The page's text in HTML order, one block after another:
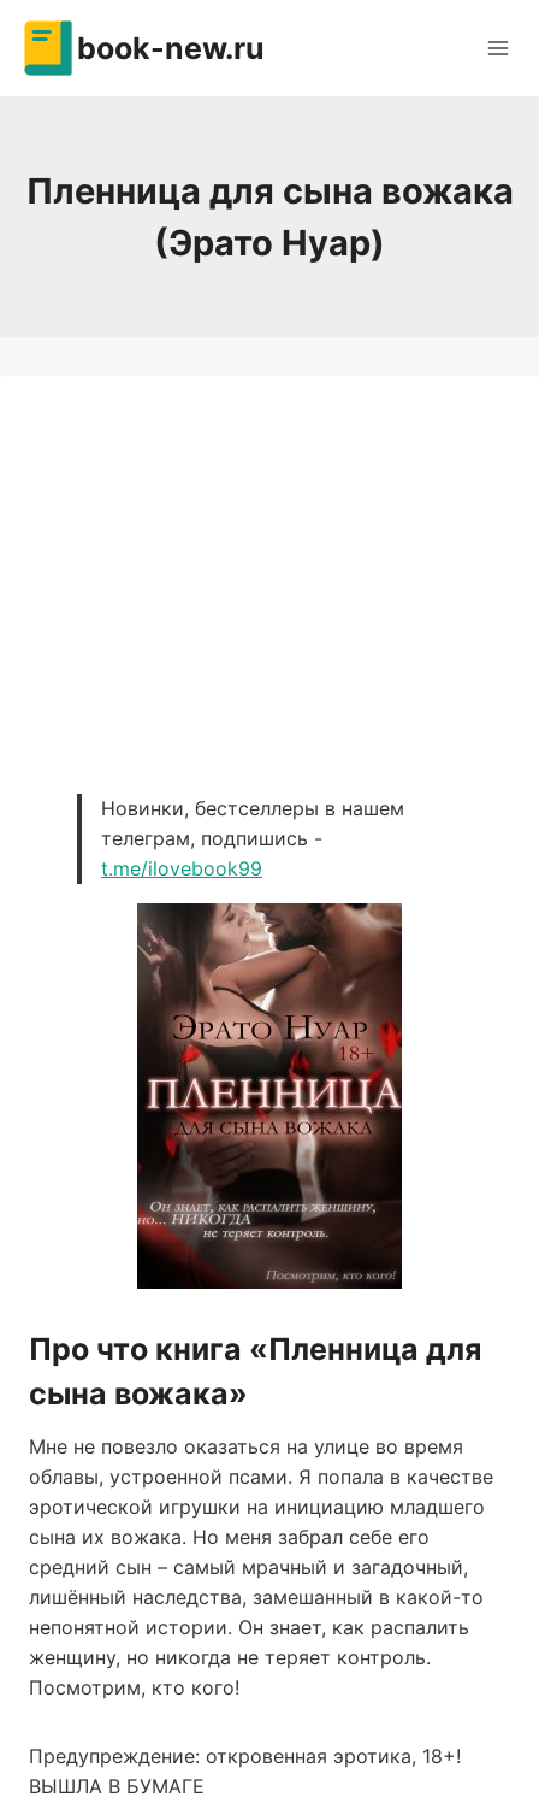
Перейти
содержимому
book-new.ru
Пленница для сына вожака
(Эрато Нуар)
Новинки, бестселлеры в нашем
телеграм, подпишись -
t.me/ilovebook99
Про что книга «Пленница для
сына вожака»
Мне не повезло оказаться на улице во время
облавы, устроенной псами. Я попала в качестве
эротической игрушки на инициацию младшего
сына их вожака. Но меня забрал себе его
средний сын – самый мрачный и загадочный,
лишённый наследства, замешанный в какой-то
непонятной истории. Он знает, как распалить
женщину, но никогда не теряет контроль.
Посмотрим, кто кого!
Предупреждение: откровенная эротика, 18+!
ВЫШЛА В БУМАГЕ